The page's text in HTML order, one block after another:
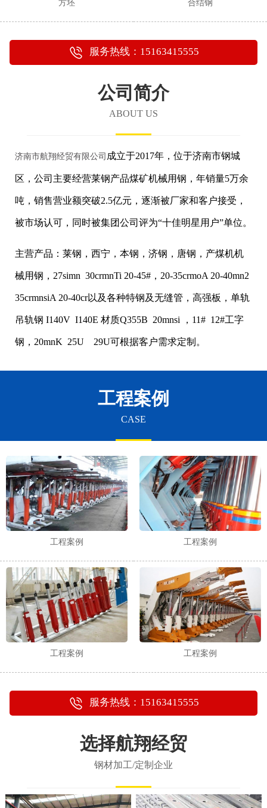
方坯 合结钢
服务热线：15163415555
公司简介
ABOUT US
济南市航翔经贸有限公司 成立于2017年，位于济南市钢城
区，公司主要经营莱钢产品煤矿机械用钢，年销量5万余
吨，销售营业额突破2.5亿元，逐渐被厂家和客户接受，
被市场认可，同时被集团公司评为“十佳明星用户”单位。
主营产品：莱钢，西宁，本钢，济钢，唐钢，产煤机机
械用钢，27simn 30crmnTi 20-45#，20-35crmoA 20-40mn2
35crmnsiA 20-40cr以及各种特钢及无缝管，高强板，单轨
吊轨钢 I140V I140E 材质Q355B 20mnsi ，11# 12#工字
钢，20mnK 25U 29U可根据客户需求定制。
工程案例
CASE
工程案例 工程案例
工程案例 工程案例
服务热线：15163415555
选择航翔经贸
钢材加工/定制企业